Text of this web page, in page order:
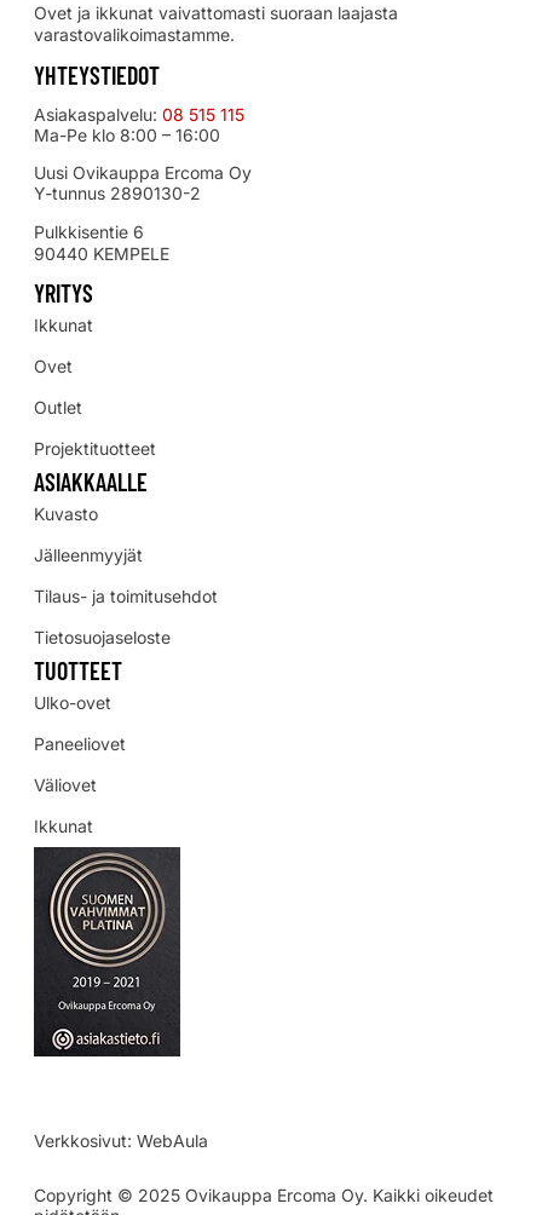
Ovet ja ikkunat vaivattomasti suoraan laajasta
varastovalikoimastamme.
YHTEYSTIEDOT
Asiakaspalvelu: 08 515 115
Ma-Pe klo 8:00 – 16:00
Uusi Ovikauppa Ercoma Oy
Y-tunnus 2890130-2
Pulkkisentie 6
90440 KEMPELE
YRITYS
Ikkunat
Ovet
Outlet
Projektituotteet
ASIAKKAALLE
Kuvasto
Jälleenmyyjät
Tilaus- ja toimitusehdot
Tietosuojaseloste
TUOTTEET
Ulko-ovet
Paneeliovet
Väliovet
Ikkunat
Verkkosivut: WebAula
Copyright © 2025 Ovikauppa Ercoma Oy. Kaikki oikeudet